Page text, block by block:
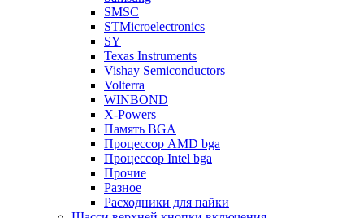
SMSC
STMicroelectronics
SY
Texas Instruments
Vishay Semiconductors
Volterra
WINBOND
X-Powers
Память BGA
Процессор AMD bga
Процессор Intel bga
Прочие
Разное
Расходники для пайки